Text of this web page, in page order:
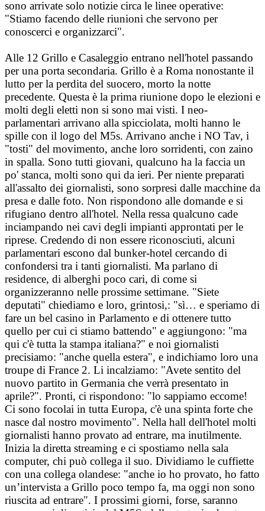
sono arrivate solo notizie circa le linee operative:
"Stiamo facendo delle riunioni che servono per
conoscerci e organizzarci".
Alle 12 Grillo e Casaleggio entrano nell'hotel passando
per una porta secondaria. Grillo è a Roma nonostante il
lutto per la perdita del suocero, morto la notte
precedente. Questa è la prima riunione dopo le elezioni e
molti degli eletti non si sono mai visti. I neo-
parlamentari arrivano alla spicciolata, molti hanno le
spille con il logo del M5s. Arrivano anche i NO Tav, i
"tosti" del movimento, anche loro sorridenti, con zaino
in spalla. Sono tutti giovani, qualcuno ha la faccia un
po' stanca, molti sono qui da ieri. Per niente preparati
all'assalto dei giornalisti, sono sorpresi dalle macchine da
presa e dalle foto. Non rispondono alle domande e si
rifugiano dentro all'hotel. Nella ressa qualcuno cade
inciampando nei cavi degli impianti approntati per le
riprese. Credendo di non essere riconosciuti, alcuni
parlamentari escono dal bunker-hotel cercando di
confondersi tra i tanti giornalisti. Ma parlano di
residence, di alberghi poco cari, di come si
organizzeranno nelle prossime settimane. "Siete
deputati" chiediamo e loro, grintosi,: "sì… e speriamo di
fare un bel casino in Parlamento e di ottenere tutto
quello per cui ci stiamo battendo" e aggiungono: "ma
qui c'è tutta la stampa italiana?" e noi giornalisti
precisiamo: "anche quella estera", e indichiamo loro una
troupe di France 2. Li incalziamo: "Avete sentito del
nuovo partito in Germania che verrà presentato in
aprile?". Pronti, ci rispondono: "lo sappiamo eccome!
Ci sono focolai in tutta Europa, c'è una spinta forte che
nasce dal nostro movimento". Nella hall dell'hotel molti
giornalisti hanno provato ad entrare, ma inutilmente.
Inizia la diretta streaming e ci spostiamo nella sala
computer, chi può collega il suo. Dividiamo le cuffiette
con una collega olandese: "anche io ho provato, ho fatto
un’intervista a Grillo poco tempo fa, ma oggi non sono
riuscita ad entrare". I prossimi giorni, forse, saranno